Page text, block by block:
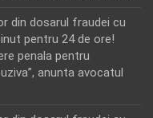
din dosarul fraudei cu
pentru 24 de ore!
penala pentru
anunta avocatul